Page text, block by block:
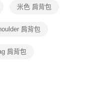
support/home
先享後付」服務完成之交
監護人之同意方可使用
米色 肩背包
肩背包
肩背包